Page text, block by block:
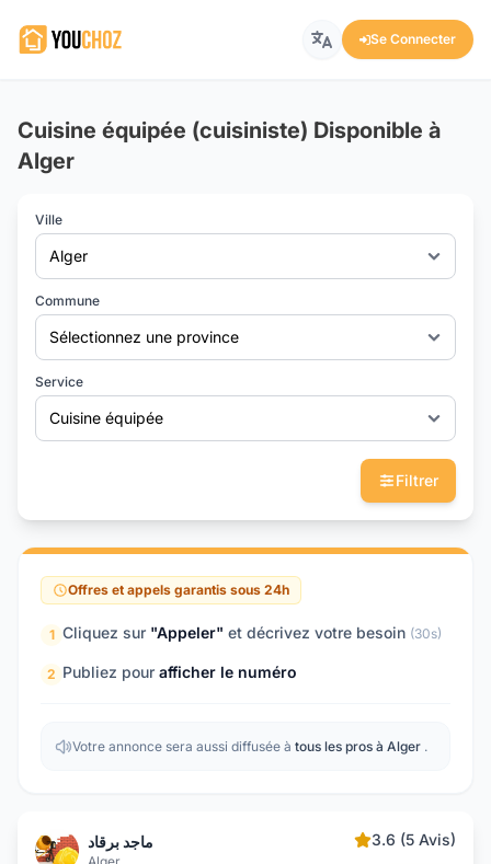
Se Connecter
Cuisine équipée (cuisiniste) Disponible à
Alger
Ville
Alger
Commune
Sélectionnez une province
Service
Cuisine équipée
Filtrer
Offres et appels garantis sous 24h
1 Cliquez sur "Appeler" et décrivez votre besoin (30s)
2 Publiez pour afficher le numéro
Votre annonce sera aussi diffusée à tous les pros à Alger .
ماجد برقاد 3.6 (5 Avis)